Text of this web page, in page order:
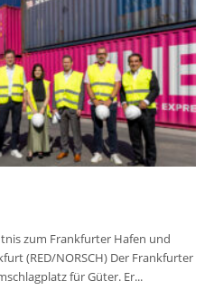
zum Frankfurter Hafen und
(RED/NORSCH) Der Frankfurter
für Güter. Er...